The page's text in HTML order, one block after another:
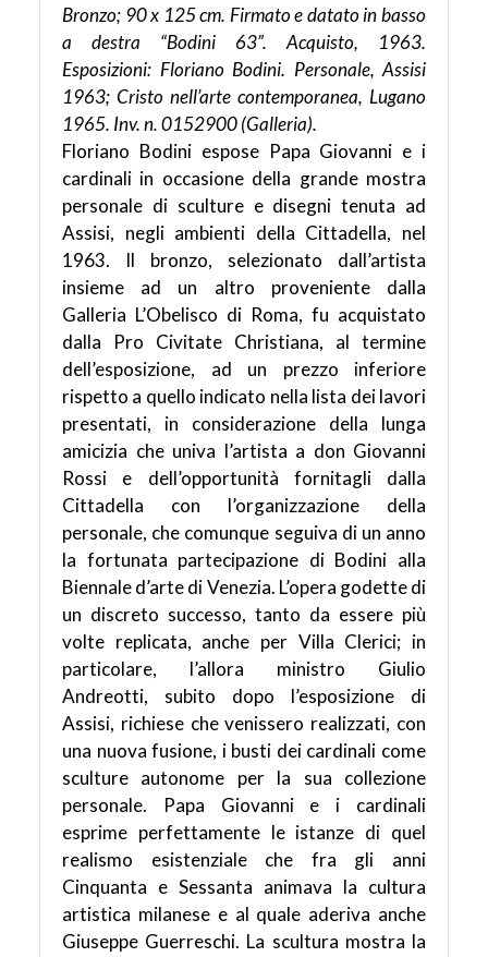
Bronzo; 90 x 125 cm. Firmato e datato in basso
a destra “Bodini 63”. Acquisto, 1963.
Esposizioni: Floriano Bodini. Personale, Assisi
1963; Cristo nell’arte contemporanea, Lugano
1965. Inv. n. 0152900 (Galleria).
Floriano Bodini espose Papa Giovanni e i
cardinali in occasione della grande mostra
personale di sculture e disegni tenuta ad
Assisi, negli ambienti della Cittadella, nel
1963. Il bronzo, selezionato dall’artista
insieme ad un altro proveniente dalla
Galleria L’Obelisco di Roma, fu acquistato
dalla Pro Civitate Christiana, al termine
dell’esposizione, ad un prezzo inferiore
rispetto a quello indicato nella lista dei lavori
presentati, in considerazione della lunga
amicizia che univa l’artista a don Giovanni
Rossi e dell’opportunità fornitagli dalla
Cittadella con l’organizzazione della
personale, che comunque seguiva di un anno
la fortunata partecipazione di Bodini alla
Biennale d’arte di Venezia. L’opera godette di
un discreto successo, tanto da essere più
volte replicata, anche per Villa Clerici; in
particolare, l’allora ministro Giulio
Andreotti, subito dopo l’esposizione di
Assisi, richiese che venissero realizzati, con
una nuova fusione, i busti dei cardinali come
sculture autonome per la sua collezione
personale. Papa Giovanni e i cardinali
esprime perfettamente le istanze di quel
realismo esistenziale che fra gli anni
Cinquanta e Sessanta animava la cultura
artistica milanese e al quale aderiva anche
Giuseppe Guerreschi. La scultura mostra la